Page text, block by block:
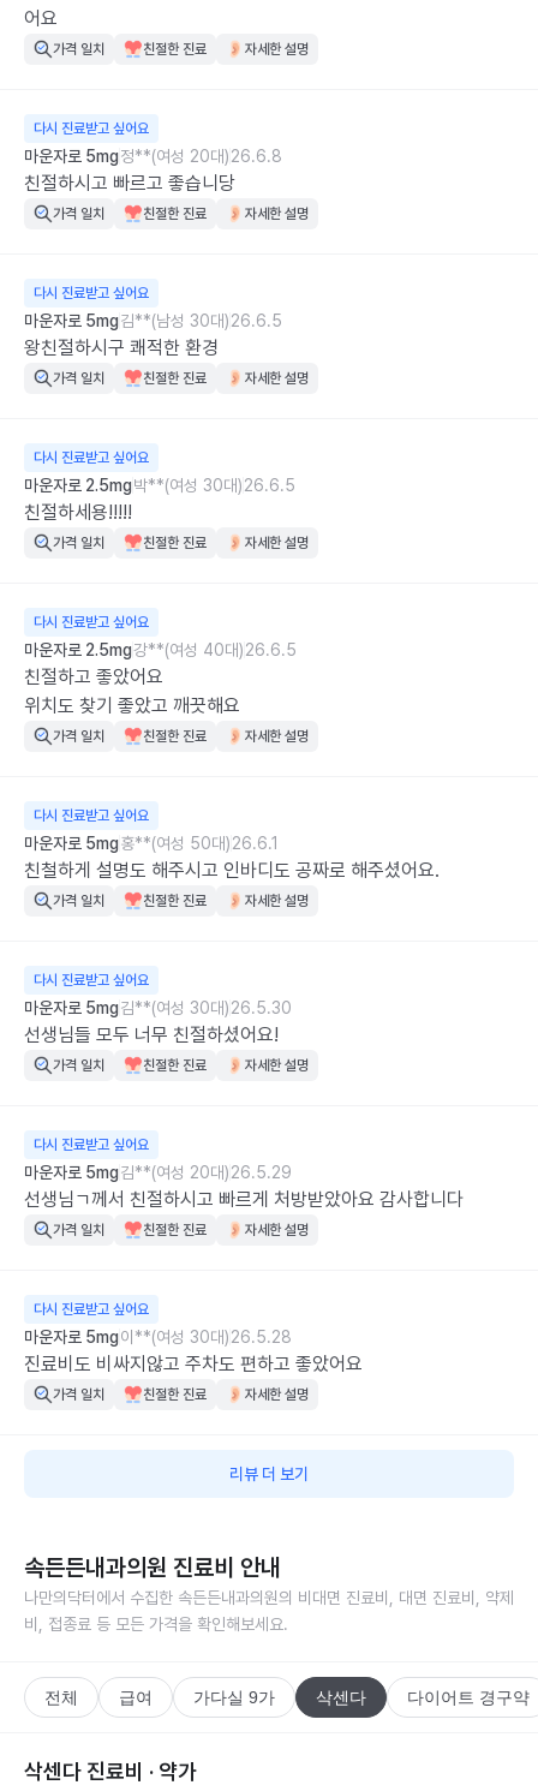
어요
가격 일치 친절한 진료 자세한 설명
다시 진료받고 싶어요
마운자로 5mg정**(여성 20대)26.6.8
친절하시고 빠르고 좋습니당
가격 일치 친절한 진료 자세한 설명
다시 진료받고 싶어요
마운자로 5mg김**(남성 30대)26.6.5
왕친절하시구 쾌적한 환경
가격 일치 친절한 진료 자세한 설명
다시 진료받고 싶어요
마운자로 2.5mg박**(여성 30대)26.6.5
친절하세용!!!!!
가격 일치 친절한 진료 자세한 설명
다시 진료받고 싶어요
마운자로 2.5mg강**(여성 40대)26.6.5
친절하고 좋았어요
위치도 찾기 좋았고 깨끗해요
가격 일치 친절한 진료 자세한 설명
다시 진료받고 싶어요
마운자로 5mg홍**(여성 50대)26.6.1
친철하게 설명도 해주시고 인바디도 공짜로 해주셨어요.
가격 일치 친절한 진료 자세한 설명
다시 진료받고 싶어요
마운자로 5mg김**(여성 30대)26.5.30
선생님들 모두 너무 친절하셨어요!
가격 일치 친절한 진료 자세한 설명
다시 진료받고 싶어요
마운자로 5mg김**(여성 20대)26.5.29
선생님ㄱ께서 친절하시고 빠르게 처방받았아요 감사합니다
가격 일치 친절한 진료 자세한 설명
다시 진료받고 싶어요
마운자로 5mg이**(여성 30대)26.5.28
진료비도 비싸지않고 주차도 편하고 좋았어요
가격 일치 친절한 진료 자세한 설명
리뷰 더 보기
속든든내과의원 진료비 안내
나만의닥터에서 수집한 속든든내과의원의 비대면 진료비, 대면 진료비, 약제
비, 접종료 등 모든 가격을 확인해보세요.
전체 급여 가다실 9가 삭센다 다이어트 경구약
삭센다 진료비 · 약가